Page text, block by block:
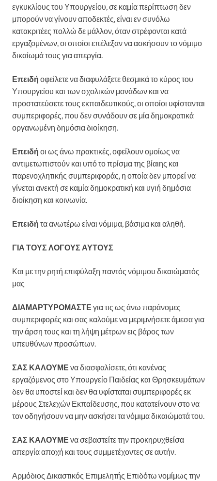
εγκυκλίους του Υπουργείου, σε καμία περίπτωση δεν
μπορούν να γίνουν αποδεκτές, είναι εν συνόλω
κατακριτέες πολλώ δε μάλλον, όταν στρέφονται κατά
εργαζομένων, οι οποίοι επέλεξαν να ασκήσουν το νόμιμο
δικαίωμά τους για απεργία.
Επειδή οφείλετε να διαφυλάξετε θεσμικά το κύρος του
Υπουργείου και των σχολικών μονάδων και να
προστατεύσετε τους εκπαιδευτικούς, οι οποίοι υφίστανται
συμπεριφορές, που δεν συνάδουν σε μία δημοκρατικά
οργανωμένη δημόσια διοίκηση.
Επειδή οι ως άνω πρακτικές, οφείλουν ομοίως να
αντιμετωπιστούν και υπό το πρίσμα της βίαιης και
παρενοχλητικής συμπεριφοράς, η οποία δεν μπορεί να
γίνεται ανεκτή σε καμία δημοκρατική και υγιή δημόσια
διοίκηση και κοινωνία.
Επειδή τα ανωτέρω είναι νόμιμα, βάσιμα και αληθή.
ΓΙΑ ΤΟΥΣ ΛΟΓΟΥΣ ΑΥΤΟΥΣ
Και με την ρητή επιφύλαξη παντός νόμιμου δικαιώματός
μας
ΔΙΑΜΑΡΤΥΡΟΜΑΣΤΕ για τις ως άνω παράνομες
συμπεριφορές και σας καλούμε να μεριμνήσετε άμεσα για
την άρση τους και τη λήψη μέτρων εις βάρος των
υπευθύνων προσώπων.
ΣΑΣ ΚΑΛΟΥΜΕ να διασφαλίσετε, ότι κανένας
εργαζόμενος στο Υπουργείο Παιδείας και Θρησκευμάτων
δεν θα υποστεί και δεν θα υφίσταται συμπεριφορές εκ
μέρους Στελεχών Εκπαίδευσης, που κατατείνουν στο να
τον οδηγήσουν να μην ασκήσει τα νόμιμα δικαιώματά του.
ΣΑΣ ΚΑΛΟΥΜΕ να σεβαστείτε την προκηρυχθείσα
απεργία αποχή και τους συμμετέχοντες σε αυτήν.
Αρμόδιος Δικαστικός Επιμελητής Επιδότω νομίμως την